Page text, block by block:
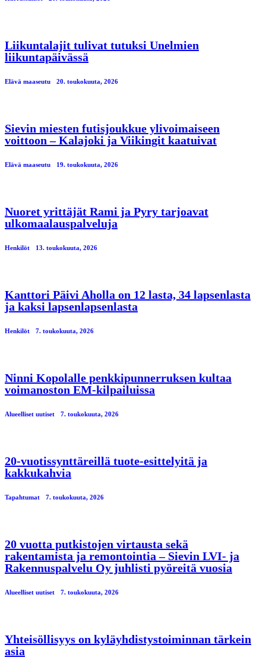
Liikuntalajit tulivat tutuksi Unelmien
liikuntapäivässä
Elävä maaseutu 20. toukokuuta, 2026
Sievin miesten futisjoukkue ylivoimaiseen
voittoon – Kalajoki ja Viikingit kaatuivat
Elävä maaseutu 19. toukokuuta, 2026
Nuoret yrittäjät Rami ja Pyry tarjoavat
ulkomaalauspalveluja
Henkilöt 13. toukokuuta, 2026
Kanttori Päivi Aholla on 12 lasta, 34 lapsenlasta
ja kaksi lapsenlapsenlasta
Henkilöt 7. toukokuuta, 2026
Ninni Kopolalle penkkipunnerruksen kultaa
voimanoston EM-kilpailuissa
Alueelliset uutiset 7. toukokuuta, 2026
20-vuotissynttäreillä tuote-esittelyitä ja
kakkukahvia
Tapahtumat 7. toukokuuta, 2026
20 vuotta putkistojen virtausta sekä
rakentamista ja remontointia – Sievin LVI- ja
Rakennuspalvelu Oy juhlisti pyöreitä vuosia
Alueelliset uutiset 7. toukokuuta, 2026
Yhteisöllisyys on kyläyhdistystoiminnan tärkein
asia